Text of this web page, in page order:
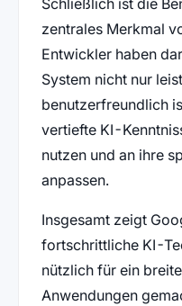
Schließlich ist die
zentrales Merkmal
Entwickler haben
System nicht nur
benutzerfreundlich
vertiefte KI-
nutzen und an ihre
anpassen.
Insgesamt zeigt
fortschrittliche KI-
nützlich für ein
Anwendungen